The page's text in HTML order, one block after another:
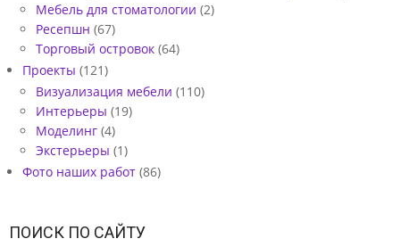
Мебель для стоматологии (2)
Ресепшн (67)
Торговый островок (64)
Проекты (121)
Визуализация мебели (110)
Интерьеры (19)
Моделинг (4)
Экстерьеры (1)
Фото наших работ (86)
ПОИСК ПО САЙТУ